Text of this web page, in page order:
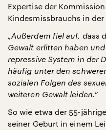
Expertise der
Kindesmissbrauchs in
„Außerdem fiel auf, dass
Gewalt erlitten haben
repressive System in der
häufig unter den
sozialen Folgen des
weiteren Gewalt leiden.“
So wie etwa der 55-
seiner Geburt in einem